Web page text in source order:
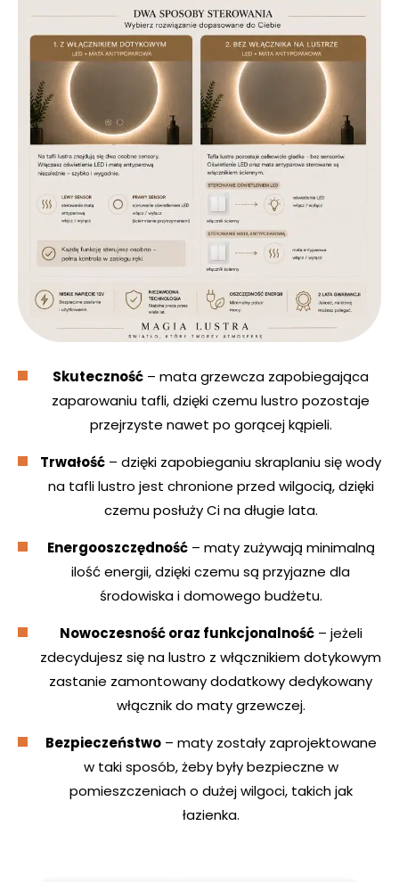
Skuteczność – mata grzewcza zapobiegająca
zaparowaniu tafli, dzięki czemu lustro pozostaje
przejrzyste nawet po gorącej kąpieli.
Trwałość – dzięki zapobieganiu skraplaniu się wody
na tafli lustro jest chronione przed wilgocią, dzięki
czemu posłuży Ci na długie lata.
Energooszczędność– maty zużywają minimalną
ilość energii, dzięki czemu są przyjazne dla
środowiska i domowego budżetu.
Nowoczesność oraz funkcjonalność– jeżeli
zdecydujesz się na lustro z włącznikiem dotykowym
zastanie zamontowany dodatkowy dedykowany
włącznik do maty grzewczej.
Bezpieczeństwo– maty zostały zaprojektowane
w taki sposób, żeby były bezpieczne w
pomieszczeniach o dużej wilgoci, takich jak
łazienka.